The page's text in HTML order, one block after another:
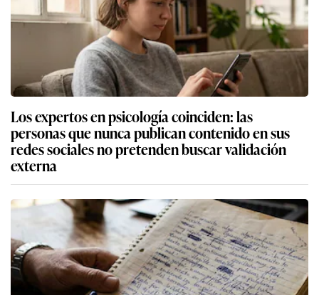
Los expertos en psicología coinciden: las
personas que nunca publican contenido en sus
redes sociales no pretenden buscar validación
externa